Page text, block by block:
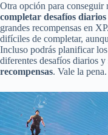
Otra opción para conseguir
completar desafíos diarios
grandes recompensas en
difíciles de completar,
Incluso podrás planificar
diferentes desafíos diarios y
recompensas. Vale la pena.